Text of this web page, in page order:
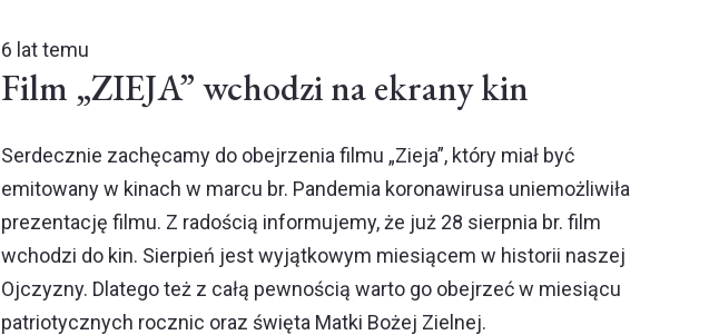
6 lat temu
Film „ZIEJA” wchodzi na ekrany kin
Serdecznie zachęcamy do obejrzenia filmu „Zieja”, który miał być
emitowany w kinach w marcu br. Pandemia koronawirusa uniemożliwiła
prezentację filmu. Z radością informujemy, że już 28 sierpnia br. film
wchodzi do kin. Sierpień jest wyjątkowym miesiącem w historii naszej
Ojczyzny. Dlatego też z całą pewnością warto go obejrzeć w miesiącu
patriotycznych rocznic oraz święta Matki Bożej Zielnej.